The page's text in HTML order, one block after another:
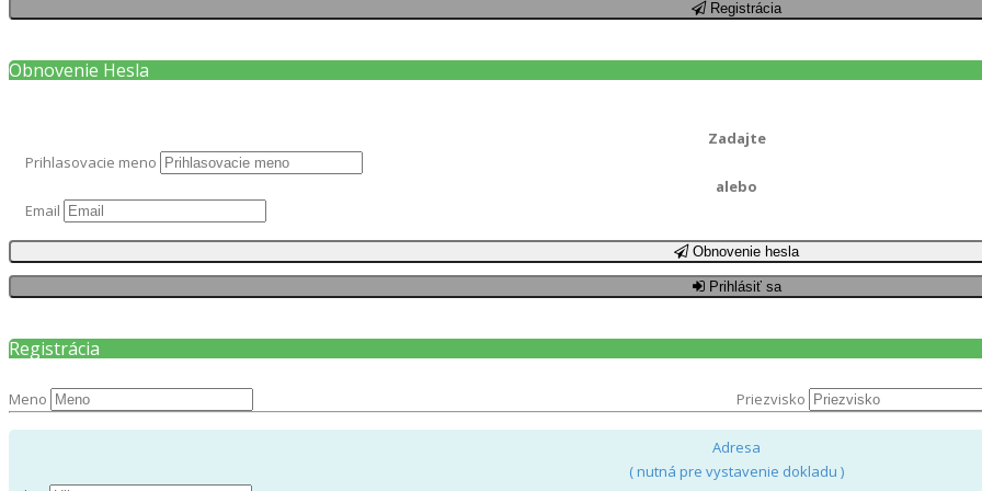
Registrácia
Obnovenie Hesla
Zadajte
Prihlasovacie meno
alebo
Email
Obnovenie hesla
Prihlásiť sa
Registrácia
Meno Priezvisko
Adresa
( nutná pre vystavenie dokladu )